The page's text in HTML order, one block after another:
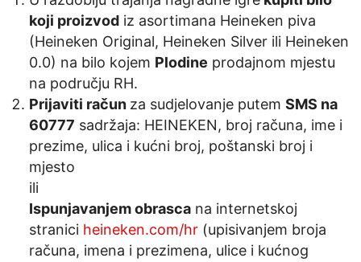
koji proizvod iz asortimana Heineken piva
(Heineken Original, Heineken Silver ili Heineken
0.0) na bilo kojem Plodine prodajnom mjestu
na području RH.
Prijaviti račun za sudjelovanje putem SMS na
60777 sadržaja: HEINEKEN, broj računa, ime i
prezime, ulica i kućni broj, poštanski broj i
mjesto
ili
Ispunjavanjem obrasca na internetskoj
stranici heineken.com/hr (upisivanjem broja
računa, imena i prezimena, ulice i kućnog